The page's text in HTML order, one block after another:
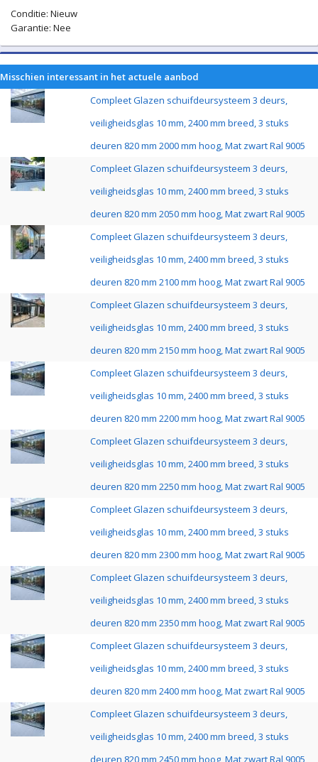
Conditie: Nieuw
Garantie: Nee
Misschien interessant in het actuele aanbod
Compleet Glazen schuifdeursysteem 3 deurs,
veiligheidsglas 10 mm, 2400 mm breed, 3 stuks
deuren 820 mm 2000 mm hoog, Mat zwart Ral 9005
Compleet Glazen schuifdeursysteem 3 deurs,
veiligheidsglas 10 mm, 2400 mm breed, 3 stuks
deuren 820 mm 2050 mm hoog, Mat zwart Ral 9005
Compleet Glazen schuifdeursysteem 3 deurs,
veiligheidsglas 10 mm, 2400 mm breed, 3 stuks
deuren 820 mm 2100 mm hoog, Mat zwart Ral 9005
Compleet Glazen schuifdeursysteem 3 deurs,
veiligheidsglas 10 mm, 2400 mm breed, 3 stuks
deuren 820 mm 2150 mm hoog, Mat zwart Ral 9005
Compleet Glazen schuifdeursysteem 3 deurs,
veiligheidsglas 10 mm, 2400 mm breed, 3 stuks
deuren 820 mm 2200 mm hoog, Mat zwart Ral 9005
Compleet Glazen schuifdeursysteem 3 deurs,
veiligheidsglas 10 mm, 2400 mm breed, 3 stuks
deuren 820 mm 2250 mm hoog, Mat zwart Ral 9005
Compleet Glazen schuifdeursysteem 3 deurs,
veiligheidsglas 10 mm, 2400 mm breed, 3 stuks
deuren 820 mm 2300 mm hoog, Mat zwart Ral 9005
Compleet Glazen schuifdeursysteem 3 deurs,
veiligheidsglas 10 mm, 2400 mm breed, 3 stuks
deuren 820 mm 2350 mm hoog, Mat zwart Ral 9005
Compleet Glazen schuifdeursysteem 3 deurs,
veiligheidsglas 10 mm, 2400 mm breed, 3 stuks
deuren 820 mm 2400 mm hoog, Mat zwart Ral 9005
Compleet Glazen schuifdeursysteem 3 deurs,
veiligheidsglas 10 mm, 2400 mm breed, 3 stuks
deuren 820 mm 2450 mm hoog, Mat zwart Ral 9005